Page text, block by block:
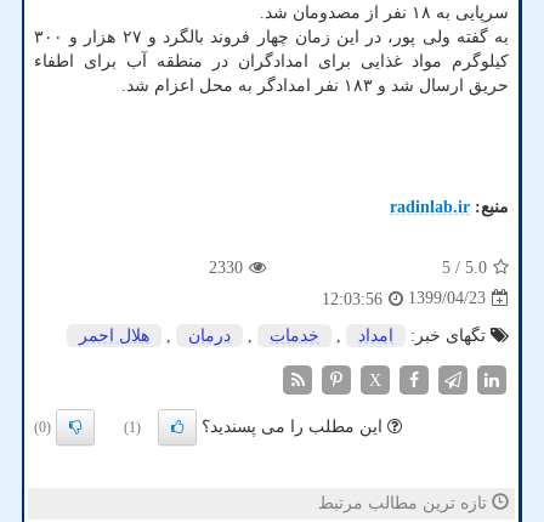
سرپایی به ۱۸ نفر از مصدومان شد.
به گفته ولی پور، در این زمان چهار فروند بالگرد و ۲۷ هزار و ۳۰۰
کیلوگرم مواد غذایی برای امدادگران در منطقه آب برای اطفاء
حریق ارسال شد و ۱۸۳ نفر امدادگر به محل اعزام شد.
منبع: radinlab.ir
5.0
/ 5
2330
1399/04/23
12:03:56
تگهای خبر:
امداد , خدمات , درمان , هلال احمر
X
این مطلب را می پسندید؟ (1)
(0)
تازه ترین مطالب مرتبط